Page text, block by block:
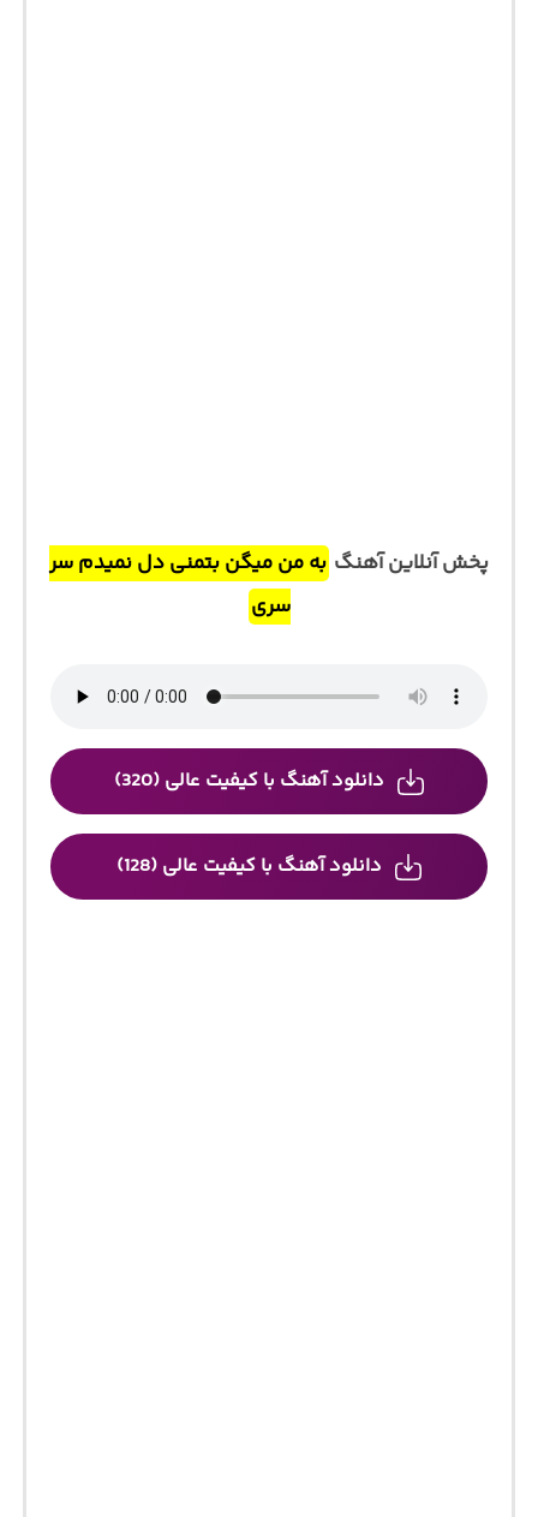
پخش آنلاین آهنگ به من میگن بتمنی دل نمیدم سر
سری
دانلود آهنگ با کیفیت عالی (320)
دانلود آهنگ با کیفیت عالی (128)